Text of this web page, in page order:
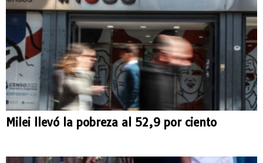
Milei llevó la pobreza al 52,9 por ciento